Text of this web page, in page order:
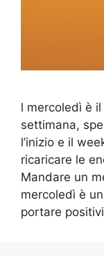
l mercoledì è
settimana,
l’inizio e il
ricaricare le
Mandare un
mercoledì è
portare